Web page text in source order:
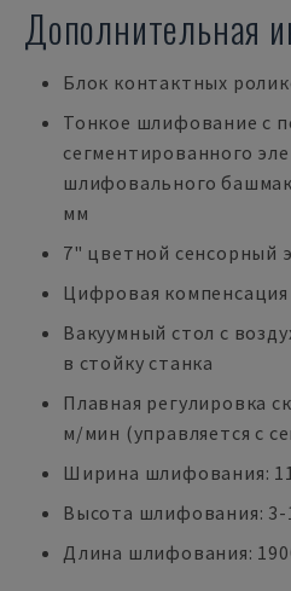
Дополнительная
Блок контактных
Тонкое шлифование с
сегментированного
шлифовального
мм
7" цветной сенсорный
Цифровая компенсация
Вакуумный стол с
в стойку станка
Плавная регулировка
м/мин (управляется с
Ширина шлифования:
Высота шлифования: 3-
Длина шлифования: